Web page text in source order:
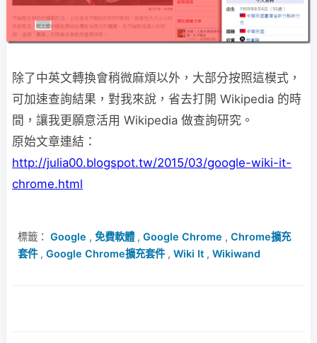
除了中英文轉換會稍微麻煩以外，大部分按照這模式，
可加速查詢結果，對我來說，省去打開 Wikipedia 的時
間，讓我更願意活用 Wikipedia 做查詢研究。
原始文章連結：
http://julia00.blogspot.tw/2015/03/google-wiki-it-
chrome.html
標籤： Google , 免費軟體, Google Chrome , Chrome擴充
套件, Google Chrome擴充套件, Wiki It , Wikiwand